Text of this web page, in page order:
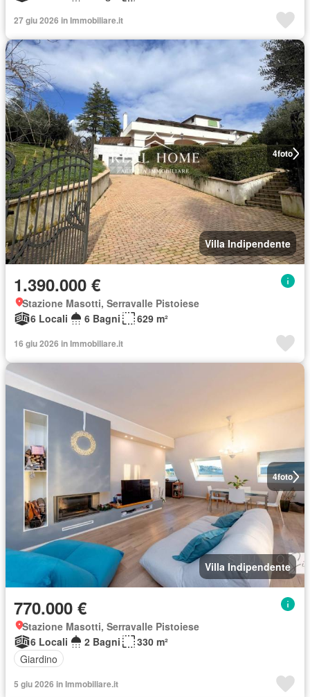
27 giu 2026 in Immobiliare.it
4foto
Villa Indipendente
1.390.000 €
Stazione Masotti, Serravalle Pistoiese
6 Locali
6 Bagni 629 m²
16 giu 2026 in Immobiliare.it
4foto
Villa Indipendente
770.000 €
Stazione Masotti, Serravalle Pistoiese
6 Locali
2 Bagni
330 m²
Giardino
5 giu 2026 in Immobiliare.it